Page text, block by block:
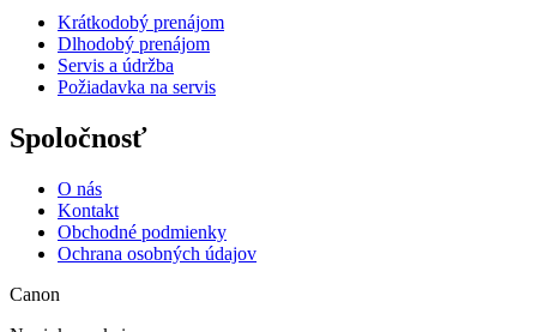
Krátkodobý prenájom
Dlhodobý prenájom
Servis a údržba
Požiadavka na servis
Spoločnosť
O nás
Kontakt
Obchodné podmienky
Ochrana osobných údajov
Canon